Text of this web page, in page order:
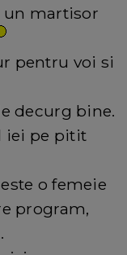
un martisor
pentru voi si
decurg bine.
iei pe pitit
o femeie
program,